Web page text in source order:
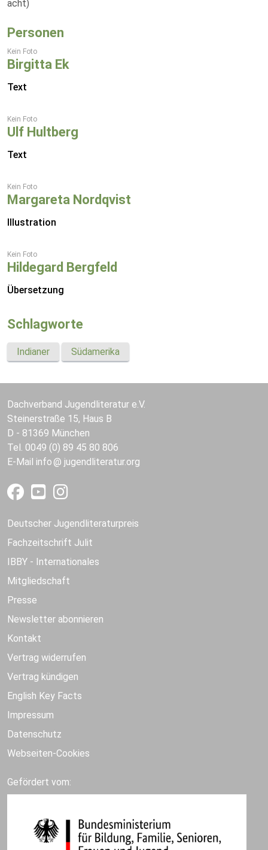
acht)
Personen
Kein Foto
Birgitta Ek
Text
Kein Foto
Ulf Hultberg
Text
Kein Foto
Margareta Nordqvist
Illustration
Kein Foto
Hildegard Bergfeld
Übersetzung
Schlagworte
Indianer Südamerika
Dachverband Jugendliteratur e.V.
Steinerstraße 15, Haus B
D - 81369 München
Tel. 0049 (0) 89 45 80 806
E-Mail info jugendliteratur.org
Deutscher Jugendliteraturpreis
Fachzeitschrift Julit
IBBY - Internationales
Mitgliedschaft
Presse
Newsletter abonnieren
Kontakt
Vertrag widerrufen
Vertrag kündigen
English Key Facts
Impressum
Datenschutz
Webseiten-Cookies
Gefördert vom: